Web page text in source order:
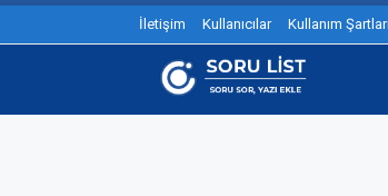
İletişim Kullanıcılar Kullanım